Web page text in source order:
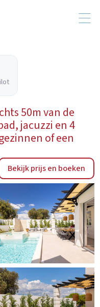
50m van de
jacuzzi en 4
of een
Bekijk prijs en boeken